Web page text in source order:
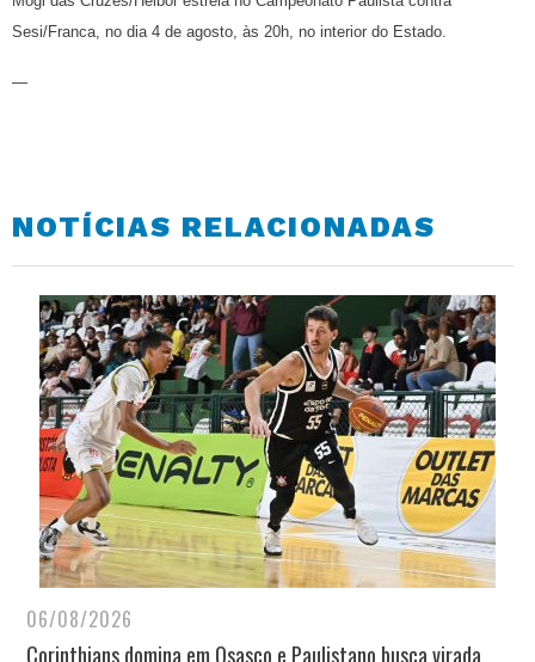
Sesi/Franca, no dia 4 de agosto, às 20h, no interior do Estado.
—
NOTÍCIAS RELACIONADAS
06/08/2026
Corinthians domina em Osasco e Paulistano busca virada